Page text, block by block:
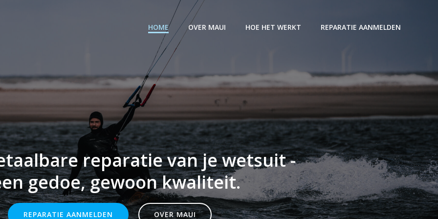
HOME OVER MAUI HOE HET WERKT REPARATIE AANMELDEN
reparatie van je wetsuit -
gedoe, gewoon kwaliteit.
REPARATIE AANMELDEN OVER MAUI